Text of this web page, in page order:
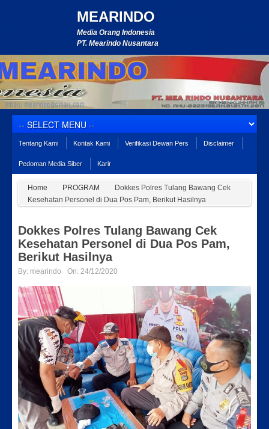
MEARINDO
Media Orang Indonesia
PT. Mearindo Nusantara
Tentang Kami Kontak Kami Verifikasi Dewan Pers Disclaimer
Pedoman Media Siber Karir
Home PROGRAM
Dokkes Polres Tulang Bawang Cek
Kesehatan Personel di Dua Pos Pam, Berikut Hasilnya
Dokkes Polres Tulang Bawang Cek
Kesehatan Personel di Dua Pos Pam,
Berikut Hasilnya
By: mearindo On: 24/12/2020